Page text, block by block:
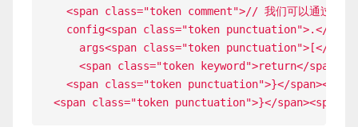
<span class="token comment">// 我们可以通过插件
config<span class="token punctuation">.</
args<span class="token punctuation">[</
<span class="token keyword">return</span>
<span class="token punctuation">}</